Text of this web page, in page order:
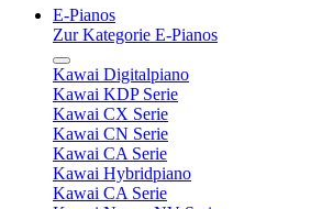
E-Pianos
Zur Kategorie E-Pianos
Kawai Digitalpiano
Kawai KDP Serie
Kawai CX Serie
Kawai CN Serie
Kawai CA Serie
Kawai Hybridpiano
Kawai CA Serie